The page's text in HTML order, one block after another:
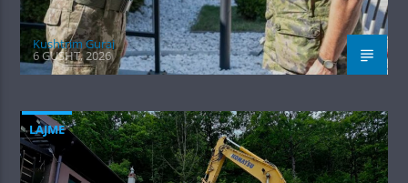
Kushtrim Guraj
6 GUSHT, 2026
LAJME